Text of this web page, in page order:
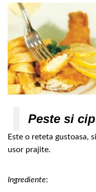
Peste si
Este o reteta gustoasa,
usor prajite.
Ingrediente: